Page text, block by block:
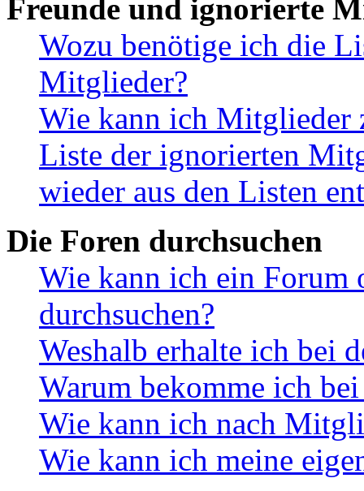
Freunde und ignorierte
Wozu benötige ich die
Mitglieder?
Wie kann ich Mitglieder
Liste der ignorierten
wieder aus den Listen
Die Foren durchsuchen
Wie kann ich ein Forum
durchsuchen?
Weshalb erhalte ich bei
Warum bekomme ich
Wie kann ich nach
Wie kann ich meine